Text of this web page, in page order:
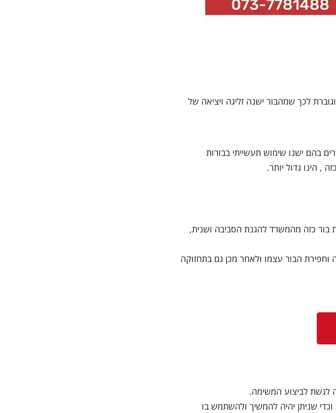
לכך שמהבור ישנה זליגה ויציאה של
בהם ישנו שימוש תעשייתי בבורות
, הינו גדול יותר.
בור כזה מהמשרד להגנת הסביבה ושנית,
הבור עצמו ולאחר מכן גם בתחזוקה
לגשת לביצוע המשימה.
שניתן יהיה להמשיך ולהשתמש בו